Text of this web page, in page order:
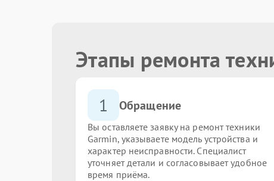
Этапы ремонта
1 Обращение
Вы оставляете заявку на ремонт техники
Garmin, указываете модель устройства и
характер неисправности. Специалист
уточняет детали и согласовывает удобное
время приёма.